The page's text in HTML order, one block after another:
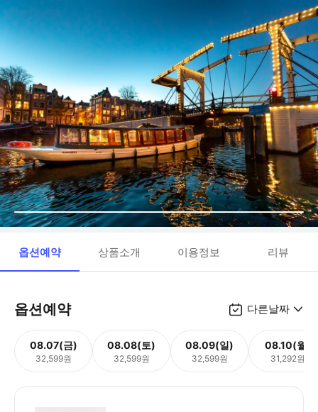
옵션예약 상품소개 이용정보 리뷰
옵션예약 다른날짜
08.07(금)
32,599원
08.08(토)
32,599원
08.09(일)
32,599원
08.10(월)
31,292원